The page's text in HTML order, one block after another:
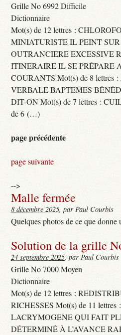
Grille No 6992 Difficile
Dictionnaire
Mot(s) de 12 lettres :
MINIATURISTE IL PEINT SUR
OUTRANCIERE EXCESSIVE
ITINERAIRE IL SE PRÉPARE
COURANTS Mot(s) de 8
VERBALE BAPTEMES
DIT-ON Mot(s) de 7 lettres :
de 6 (…)
page précédente
page suivante
-->
Malle fermée
8 décembre 2025, par Paul Courbis
Quelques photos de ce que
Solution de la grille
24 septembre 2025, par Paul Courbis
Grille No 7000 Moyen
Dictionnaire
Mot(s) de 12 lettres :
RICHESSES Mot(s) de 11
LACRYMOGENE QUI FAIT
DÉTERMINÉ À L’AVANCE